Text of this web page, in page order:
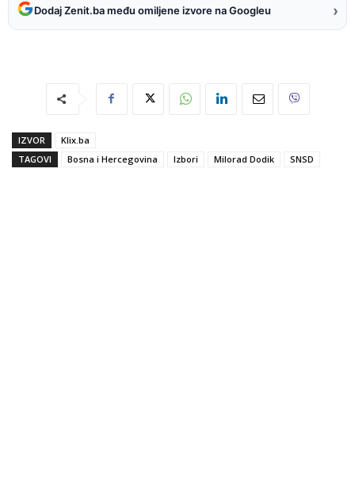
Dodaj Zenit.ba među omiljene izvore na Googleu ›
IZVOR
Klix.ba
TAGOVI
Bosna i Hercegovina Izbori Milorad Dodik SNSD